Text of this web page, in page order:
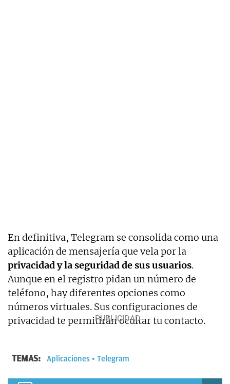
En definitiva, Telegram se consolida como una
aplicación de mensajería que vela por la
privacidad y la seguridad de sus usuarios.
Aunque en el registro pidan un número de
teléfono, hay diferentes opciones como
números virtuales. Sus configuraciones de
privacidad te permitirán ocultar tu contacto.
TEMAS: Aplicaciones Telegram